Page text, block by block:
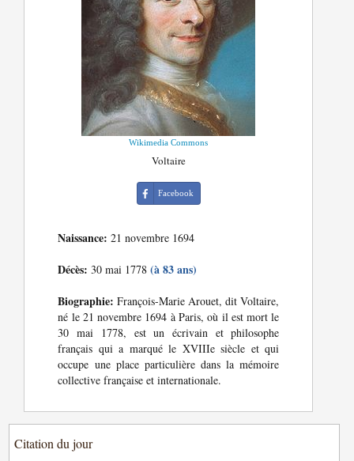
Wikimedia Commons
Voltaire
Facebook
Naissance: 21 novembre 1694
Décès: 30 mai 1778(à 83 ans)
Biographie: François-Marie Arouet, dit Voltaire,
né le 21 novembre 1694 à Paris, où il est mort le
30 mai 1778, est un écrivain et philosophe
français qui a marqué le XVIIIe siècle et qui
occupe une place particulière dans la mémoire
collective française et internationale.
Citation du jour